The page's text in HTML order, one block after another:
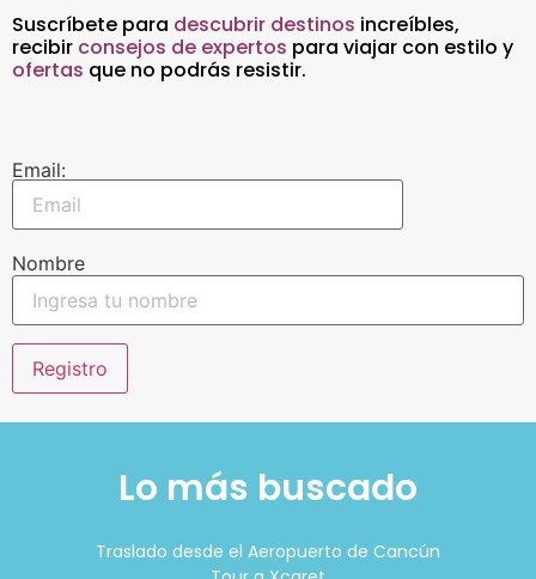
Suscríbete para descubrir destinos increíbles,
recibir consejos de expertos para viajar con estilo y
ofertas que no podrás resistir.
Email:
Nombre
Lo más buscado
Traslado desde el Aeropuerto de Cancún